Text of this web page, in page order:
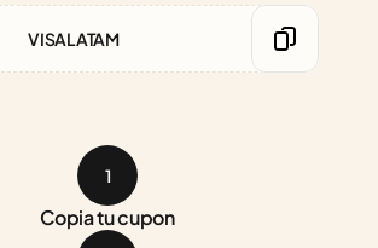
VISALATAM
1
Copia tu cupon